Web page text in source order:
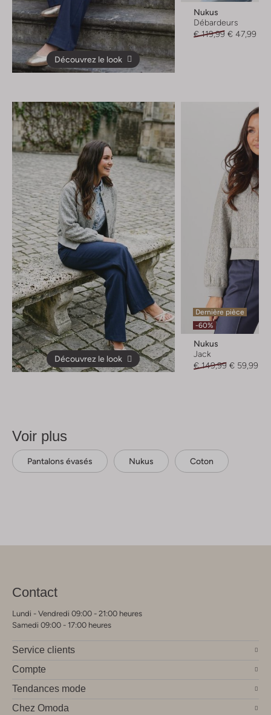
Découvrez le look
Nukus
Débardeurs
€ 119,99 € 47,99
Découvrez le look
Dernière pièce
-60%
Nukus
Jack
€ 149,99 € 59,99
Voir plus
Pantalons évasés Nukus Coton
Contact
Lundi - Vendredi 09:00 - 21:00 heures
Samedi 09:00 - 17:00 heures
Service clients
Compte
Tendances mode
Chez Omoda